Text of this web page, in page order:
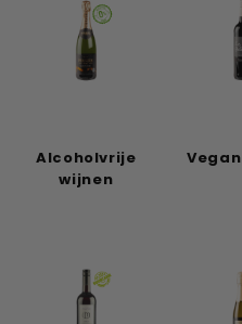
Alcoholvrije
wijnen